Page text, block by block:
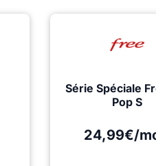
Série Spéciale
Pop S
24,99€/